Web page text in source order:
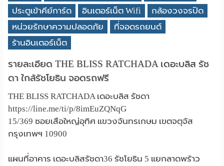
ประตูเข้าคีย์การ์ด
อินเตอร์เน็ต Wifi
กล้องวงจรปิด
หน่วยรักษาความปลอดภัย
ที่จอดรถยนต์
ร้านอินเตอร์เน็ต
รายละเอียด THE BLISS RATCHADA เดอะบลิส รัช
ดา ใกล้รัชโยธิน จอดรถฟรี
THE BLISS RATCHADA เดอะบลิส รัชดา
https://line.me/ti/p/8imEuZQNqG
15/369 ซอยเสือใหญ่อุทิศ แขวงจันทรเกษม เขตจตุจัส
กรุงเทพฯ 10900
แผนที่อาคาร เดอะบลิสรัชดา36 รัชโยธิน 5 แยกลาดพร้าว